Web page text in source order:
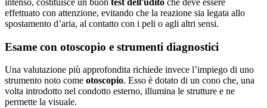
effettuato con attenzione, evitando che la reazione sia legata allo
spostamento d’aria, al contatto con i peli o agli altri sensi.
Esame con otoscopio e strumenti diagnostici
Una valutazione più approfondita richiede invece l’impiego di uno
strumento noto come otoscopio. Esso è dotato di un cono che, una
volta introdotto nel condotto esterno, illumina le strutture e ne
permette la visuale.